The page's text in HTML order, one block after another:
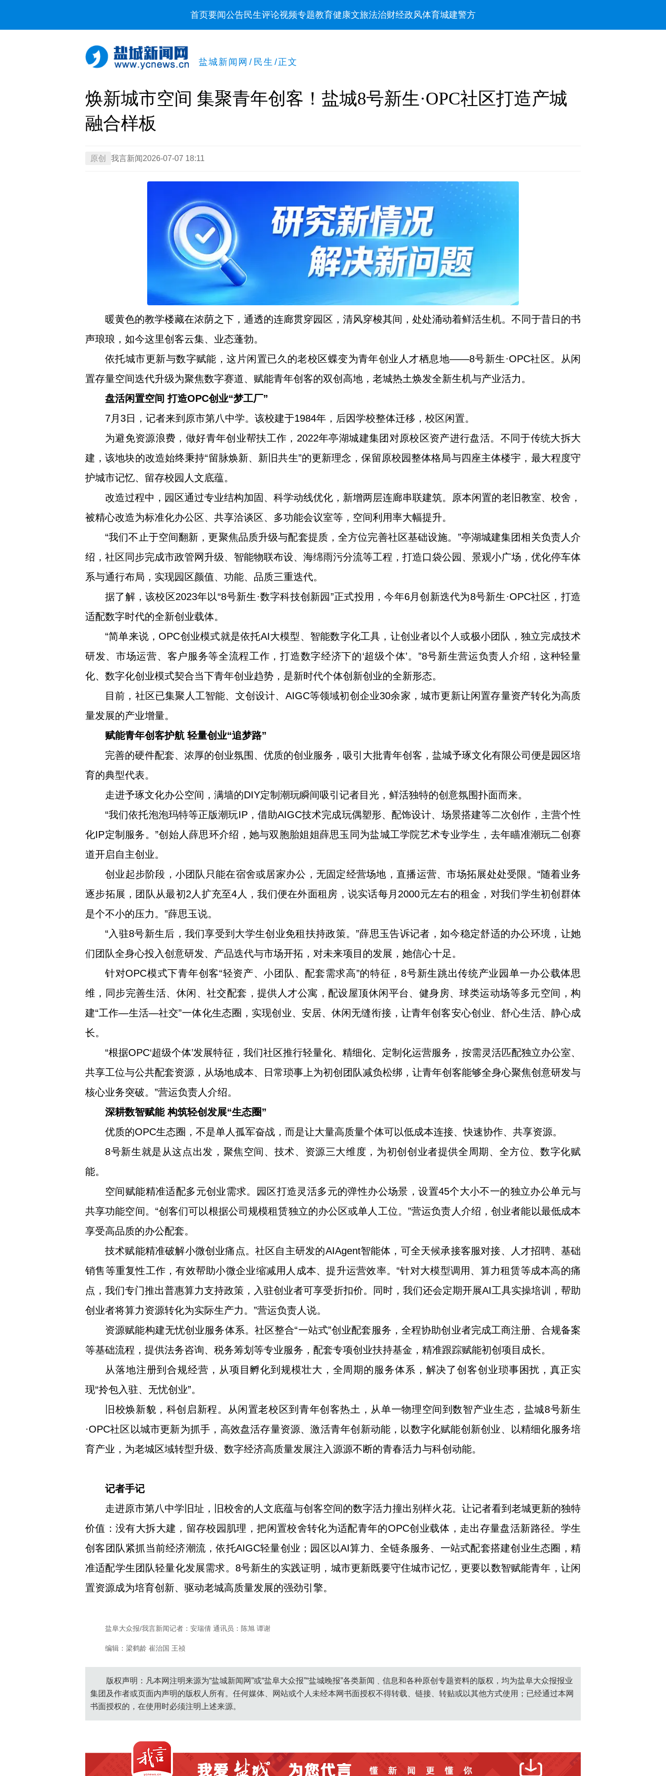
首页要闻公告民生评论视频专题教育健康文旅法治财经政风体育城建警方
盐城新闻网 / 民生 /正文
焕新城市空间 集聚青年创客！盐城8号新生·OPC社区打造产城
融合样板
原创 我言新闻 2026-07-07 18:11
暖黄色的教学楼藏在浓荫之下，通透的连廊贯穿园区，清风穿梭其间，处处涌动着鲜活生机。不同于昔日的书
声琅琅，如今这里创客云集、业态蓬勃。
依托城市更新与数字赋能，这片闲置已久的老校区蝶变为青年创业人才栖息地——8号新生·OPC社区。从闲
置存量空间迭代升级为聚焦数字赛道、赋能青年创客的双创高地，老城热土焕发全新生机与产业活力。
盘活闲置空间 打造OPC创业“梦工厂”
7月3日，记者来到原市第八中学。该校建于1984年，后因学校整体迁移，校区闲置。
为避免资源浪费，做好青年创业帮扶工作，2022年亭湖城建集团对原校区资产进行盘活。不同于传统大拆大
建，该地块的改造始终秉持“留脉焕新、新旧共生”的更新理念，保留原校园整体格局与四座主体楼宇，最大程度守
护城市记忆、留存校园人文底蕴。
改造过程中，园区通过专业结构加固、科学动线优化，新增两层连廊串联建筑。原本闲置的老旧教室、校舍，
被精心改造为标准化办公区、共享洽谈区、多功能会议室等，空间利用率大幅提升。
“我们不止于空间翻新，更聚焦品质升级与配套提质，全方位完善社区基础设施。”亭湖城建集团相关负责人介
绍，社区同步完成市政管网升级、智能物联布设、海绵雨污分流等工程，打造口袋公园、景观小广场，优化停车体
系与通行布局，实现园区颜值、功能、品质三重迭代。
据了解，该校区2023年以“8号新生·数字科技创新园”正式投用，今年6月创新迭代为8号新生·OPC社区，打造
适配数字时代的全新创业载体。
“简单来说，OPC创业模式就是依托AI大模型、智能数字化工具，让创业者以个人或极小团队，独立完成技术
研发、市场运营、客户服务等全流程工作，打造数字经济下的‘超级个体’。”8号新生营运负责人介绍，这种轻量
化、数字化创业模式契合当下青年创业趋势，是新时代个体创新创业的全新形态。
目前，社区已集聚人工智能、文创设计、AIGC等领域初创企业30余家，城市更新让闲置存量资产转化为高质
量发展的产业增量。
赋能青年创客护航 轻量创业“追梦路”
完善的硬件配套、浓厚的创业氛围、优质的创业服务，吸引大批青年创客，盐城予琢文化有限公司便是园区培
育的典型代表。
走进予琢文化办公空间，满墙的DIY定制潮玩瞬间吸引记者目光，鲜活独特的创意氛围扑面而来。
“我们依托泡泡玛特等正版潮玩IP，借助AIGC技术完成玩偶塑形、配饰设计、场景搭建等二次创作，主营个性
化IP定制服务。”创始人薛思环介绍，她与双胞胎姐姐薛思玉同为盐城工学院艺术专业学生，去年瞄准潮玩二创赛
道开启自主创业。
创业起步阶段，小团队只能在宿舍或居家办公，无固定经营场地，直播运营、市场拓展处处受限。“随着业务
逐步拓展，团队从最初2人扩充至4人，我们便在外面租房，说实话每月2000元左右的租金，对我们学生初创群体
是个不小的压力。”薛思玉说。
“入驻8号新生后，我们享受到大学生创业免租扶持政策。”薛思玉告诉记者，如今稳定舒适的办公环境，让她
们团队全身心投入创意研发、产品迭代与市场开拓，对未来项目的发展，她信心十足。
针对OPC模式下青年创客“轻资产、小团队、配套需求高”的特征，8号新生跳出传统产业园单一办公载体思
维，同步完善生活、休闲、社交配套，提供人才公寓，配设屋顶休闲平台、健身房、球类运动场等多元空间，构
建“工作—生活—社交”一体化生态圈，实现创业、安居、休闲无缝衔接，让青年创客安心创业、舒心生活、静心成
长。
“根据OPC‘超级个体’发展特征，我们社区推行轻量化、精细化、定制化运营服务，按需灵活匹配独立办公室、
共享工位与公共配套资源，从场地成本、日常琐事上为初创团队减负松绑，让青年创客能够全身心聚焦创意研发与
核心业务突破。”营运负责人介绍。
深耕数智赋能 构筑轻创发展“生态圈”
优质的OPC生态圈，不是单人孤军奋战，而是让大量高质量个体可以低成本连接、快速协作、共享资源。
8号新生就是从这点出发，聚焦空间、技术、资源三大维度，为初创创业者提供全周期、全方位、数字化赋
能。
空间赋能精准适配多元创业需求。园区打造灵活多元的弹性办公场景，设置45个大小不一的独立办公单元与
共享功能空间。“创客们可以根据公司规模租赁独立的办公区或单人工位。”营运负责人介绍，创业者能以最低成本
享受高品质的办公配套。
技术赋能精准破解小微创业痛点。社区自主研发的AIAgent智能体，可全天候承接客服对接、人才招聘、基础
销售等重复性工作，有效帮助小微企业缩减用人成本、提升运营效率。“针对大模型调用、算力租赁等成本高的痛
点，我们专门推出普惠算力支持政策，入驻创业者可享受折扣价。同时，我们还会定期开展AI工具实操培训，帮助
创业者将算力资源转化为实际生产力。”营运负责人说。
资源赋能构建无忧创业服务体系。社区整合“一站式”创业配套服务，全程协助创业者完成工商注册、合规备案
等基础流程，提供法务咨询、税务筹划等专业服务，配套专项创业扶持基金，精准跟踪赋能初创项目成长。
从落地注册到合规经营，从项目孵化到规模壮大，全周期的服务体系，解决了创客创业琐事困扰，真正实
现“拎包入驻、无忧创业”。
旧校焕新貌，科创启新程。从闲置老校区到青年创客热土，从单一物理空间到数智产业生态，盐城8号新生
·OPC社区以城市更新为抓手，高效盘活存量资源、激活青年创新动能，以数字化赋能创新创业、以精细化服务培
育产业，为老城区域转型升级、数字经济高质量发展注入源源不断的青春活力与科创动能。
记者手记
走进原市第八中学旧址，旧校舍的人文底蕴与创客空间的数字活力撞出别样火花。让记者看到老城更新的独特
价值：没有大拆大建，留存校园肌理，把闲置校舍转化为适配青年的OPC创业载体，走出存量盘活新路径。学生
创客团队紧抓当前经济潮流，依托AIGC轻量创业；园区以AI算力、全链条服务、一站式配套搭建创业生态圈，精
准适配学生团队轻量化发展需求。8号新生的实践证明，城市更新既要守住城市记忆，更要以数智赋能青年，让闲
置资源成为培育创新、驱动老城高质量发展的强劲引擎。
盐阜大众报/我言新闻记者：安瑞倩 通讯员：陈旭 谭谢
编辑：梁鹤龄 崔治国 王祯
版权声明：凡本网注明来源为“盐城新闻网”或“盐阜大众报”“盐城晚报”各类新闻﹑信息和各种原创专题资料的版权，均为盐阜大众报报业
集团及作者或页面内声明的版权人所有。任何媒体、网站或个人未经本网书面授权不得转载、链接、转贴或以其他方式使用；已经通过本网
书面授权的，在使用时必须注明上述来源。